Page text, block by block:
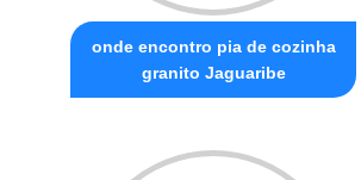
onde encontro pia de cozinha
granito Jaguaribe